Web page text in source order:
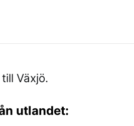
Växjö.
utlandet: